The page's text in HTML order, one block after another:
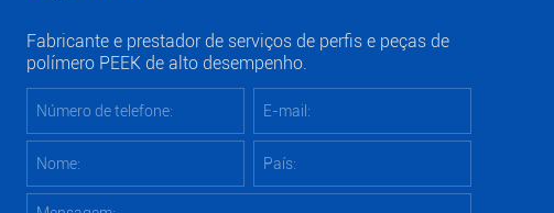
Fabricante e prestador de serviços de perfis e peças de
polímero PEEK de alto desempenho.